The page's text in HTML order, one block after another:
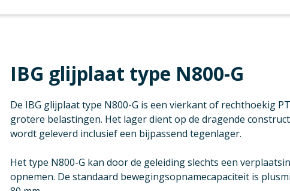
IBG glijplaat type N800-G
De IBG glijplaat type N800-G is een vierkant of rechthoekig
grotere belastingen. Het lager dient op de dragende
wordt geleverd inclusief een bijpassend tegenlager.
Het type N800-G kan door de geleiding slechts een
opnemen. De standaard bewegingsopnamecapaciteit is